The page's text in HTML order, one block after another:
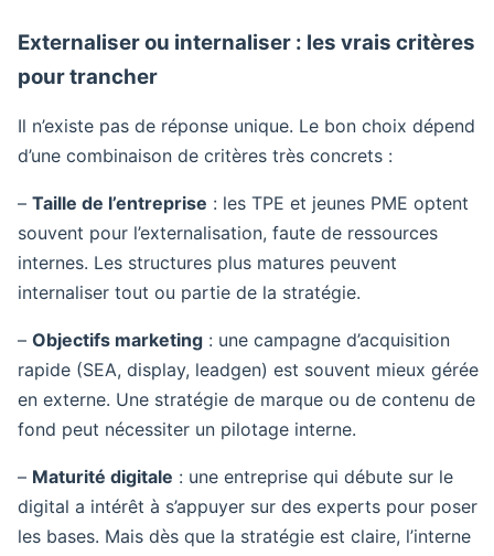
Externaliser ou internaliser : les vrais critères
pour trancher
Il n’existe pas de réponse unique. Le bon choix dépend
d’une combinaison de critères très concrets :
– Taille de l’entreprise : les TPE et jeunes PME optent
souvent pour l’externalisation, faute de ressources
internes. Les structures plus matures peuvent
internaliser tout ou partie de la stratégie.
– Objectifs marketing : une campagne d’acquisition
rapide (SEA, display, leadgen) est souvent mieux gérée
en externe. Une stratégie de marque ou de contenu de
fond peut nécessiter un pilotage interne.
– Maturité digitale : une entreprise qui débute sur le
digital a intérêt à s’appuyer sur des experts pour poser
les bases. Mais dès que la stratégie est claire, l’interne